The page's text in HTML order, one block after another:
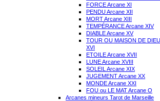
FORCE Arcane XI
PENDU Arcane XII
MORT Arcane XIII
TEMPÉRANCE Arcane XIV
DIABLE Arcane XV
TOUR OU MAISON DE
XVI
ETOILE Arcane XVII
LUNE Arcane XVIII
SOLEIL Arcane XIX
JUGEMENT Arcane XX
MONDE Arcane XXI
FOU ou LE MAT Arcane O
Arcanes mineurs Tarot de Marseille